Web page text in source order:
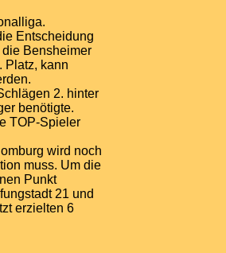
Entscheidung
Bensheimer
Platz, kann
2. hinter
benötigte.
TOP-Spieler
wird noch
muss. Um die
Punkt
21 und
erzielten 6